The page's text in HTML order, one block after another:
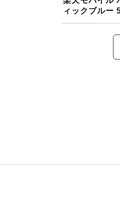
ィックブルー